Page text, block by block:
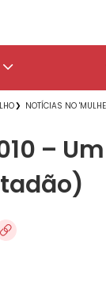
NOTÍCIAS NO
–